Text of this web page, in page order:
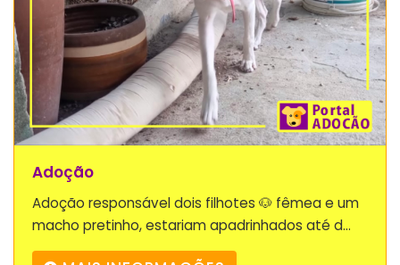
Adoção
Adoção responsável dois filhotes 🐶 fêmea e um
macho pretinho, estariam apadrinhados até d...